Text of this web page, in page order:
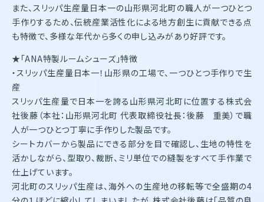
また、スリッパ生産量日本一の山形県河北町の職人が一つひとつ
手作りするため、伝統産業活性化による地方創生に貢献できる点
も特徴で、多様な年代から多くの申し込みがあり好評です。
★「ANA特製ルームシューズ」特徴
・スリッパ生産量日本一！山形県の工場で、一つひとつ手作りで生
産
スリッパ生産量で日本一を誇る山形県河北町に位置する株式会
社後藤（本社：山形県河北町 代表取締役社長：後藤 重美）で職
人が一つひとつ丁寧に手作りした製品です。
シートカバーから製品にできる部分を目で確認し、生地の特性を
活かしながら、型取り、裁断、ミリ単位での縫製をすべて手作業で
仕上げています。
河北町のスリッパ生産は、海外への生産地の移転等で全盛期の4